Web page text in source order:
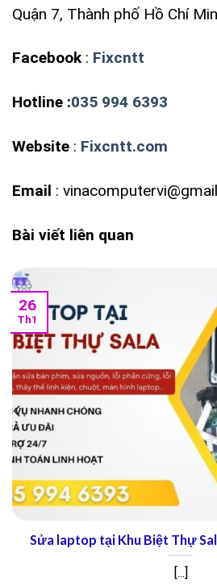
Quận 7, Thành phố Hồ Chí
Facebook: Fixcntt
Hotline :035 994 6393
Website : Fixcntt.com
Email :
Bài viết liên quan
Sửa laptop tại City Horse:
chóng
26
Th1